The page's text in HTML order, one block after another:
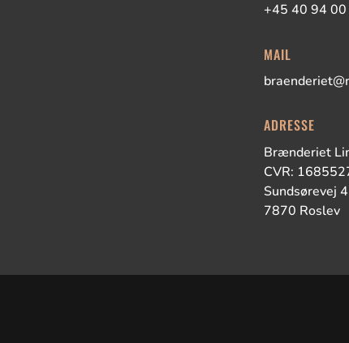
+45 40 94
MAIL
ADRESSE
Brænderiet
CVR:
Sundsørevej 4
7870 Roslev